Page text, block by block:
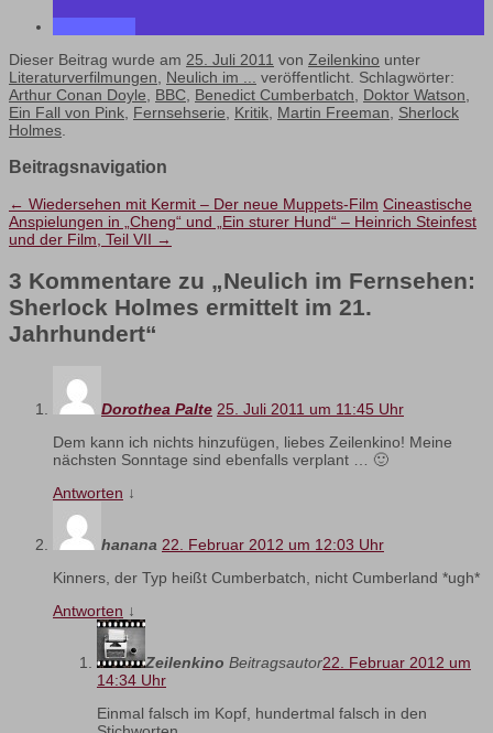
Dieser Beitrag wurde am 25. Juli 2011 von Zeilenkino unter
Literaturverfilmungen
Neulich im ...
veröffentlicht. Schlagwörter:
Arthur Conan Doyle
BBC Benedict Cumberbatch Doktor Watson
Ein Fall von Pink Fernsehserie Kritik Martin Freeman
Sherlock
Holmes
Beitragsnavigation
← Wiedersehen mit Kermit – Der neue Muppets-Film Cineastische
Anspielungen in „Cheng“ und „Ein sturer Hund“ – Heinrich Steinfest
und der Film, Teil VII →
3 Kommentare zu „Neulich im Fernsehen:
Sherlock Holmes ermittelt im 21.
Jahrhundert“
Dorothea Palte 25. Juli 2011 um 11:45 Uhr
Dem kann ich nichts hinzufügen, liebes Zeilenkino! Meine
nächsten Sonntage sind ebenfalls verplant … 🙂
Antworten ↓
hanana 22. Februar 2012 um 12:03 Uhr
Kinners, der Typ heißt Cumberbatch, nicht Cumberland *ugh*
Antworten ↓
Zeilenkino Beitragsautor22. Februar 2012 um
14:34 Uhr
Einmal falsch im Kopf, hundertmal falsch in den